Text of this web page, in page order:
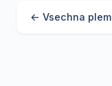
← Vsechna